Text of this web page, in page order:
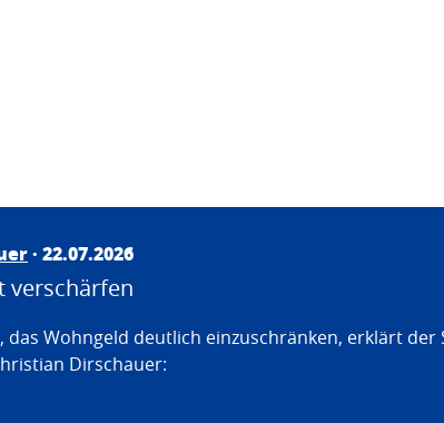
· 22.07.2026
verschärfen
Wohngeld deutlich einzuschränken, erklärt der
Dirschauer: